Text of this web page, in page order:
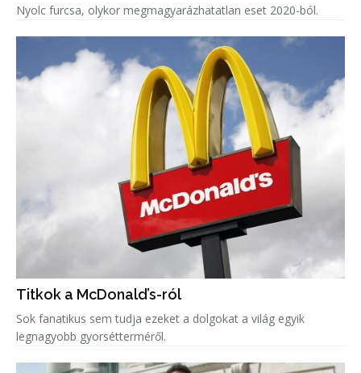
Nyolc furcsa, olykor megmagyarázhatatlan eset 2020-ból.
Titkok a McDonald’s-ról
Sok fanatikus sem tudja ezeket a dolgokat a világ egyik
legnagyobb gyorsétterméről.